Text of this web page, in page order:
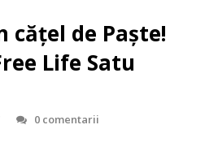
căţel de Paşte!
Life Satu
0 comentarii